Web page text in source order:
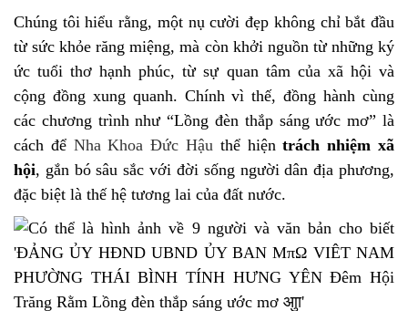
Chúng tôi hiểu rằng, một nụ cười đẹp không chỉ bắt đầu
từ sức khỏe răng miệng, mà còn khởi nguồn từ những ký
ức tuổi thơ hạnh phúc, từ sự quan tâm của xã hội và
cộng đồng xung quanh. Chính vì thế, đồng hành cùng
các chương trình như “Lồng đèn thắp sáng ước mơ” là
cách để Nha Khoa Đức Hậu thể hiệntrách nhiệm xã
hội, gắn bó sâu sắc với đời sống người dân địa phương,
đặc biệt là thế hệ tương lai của đất nước.